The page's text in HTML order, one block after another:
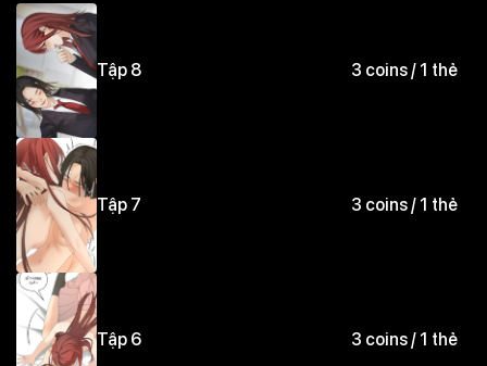
Tập 8 3 coins / 1 thẻ
Tập 7 3 coins / 1 thẻ
Tập 6 3 coins / 1 thẻ